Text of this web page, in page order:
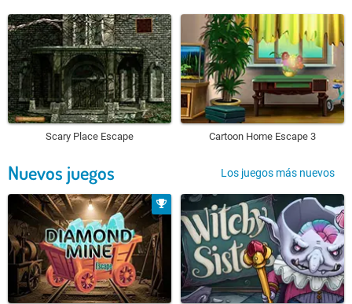
Scary Place Escape Cartoon Home Escape 3
Nuevos juegos Los juegos más nuevos